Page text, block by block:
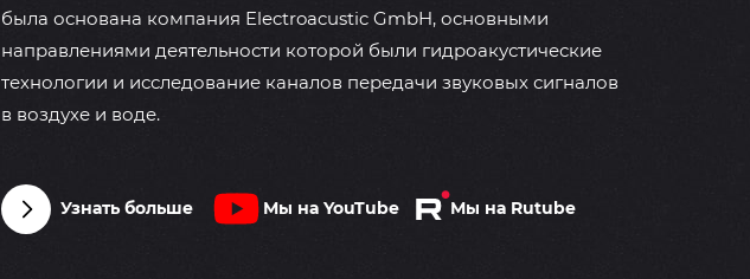
была основана компания Electroacustic GmbH, основными
направлениями деятельности которой были гидроакустические
технологии и исследование каналов передачи звуковых сигналов
в воздухе и воде.
Узнать больше Мы на YouTube Мы на Rutube